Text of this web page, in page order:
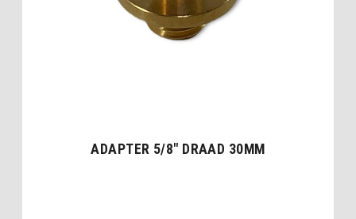
ADAPTER 5/8″ DRAAD 30MM